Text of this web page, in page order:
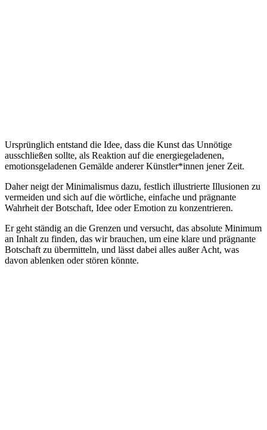
Ursprünglich entstand die Idee, dass die Kunst das Unnötige
ausschließen sollte, als Reaktion auf die energiegeladenen,
emotionsgeladenen Gemälde anderer Künstler*innen jener Zeit.
Daher neigt der Minimalismus dazu, festlich illustrierte Illusionen zu
vermeiden und sich auf die wörtliche, einfache und prägnante
Wahrheit der Botschaft, Idee oder Emotion zu konzentrieren.
Er geht ständig an die Grenzen und versucht, das absolute Minimum
an Inhalt zu finden, das wir brauchen, um eine klare und prägnante
Botschaft zu übermitteln, und lässt dabei alles außer Acht, was
davon ablenken oder stören könnte.